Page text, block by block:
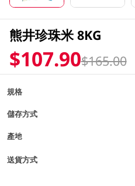
熊井珍珠米 8KG
$107.90$165.00
規格
儲存方式
產地
送貨方式